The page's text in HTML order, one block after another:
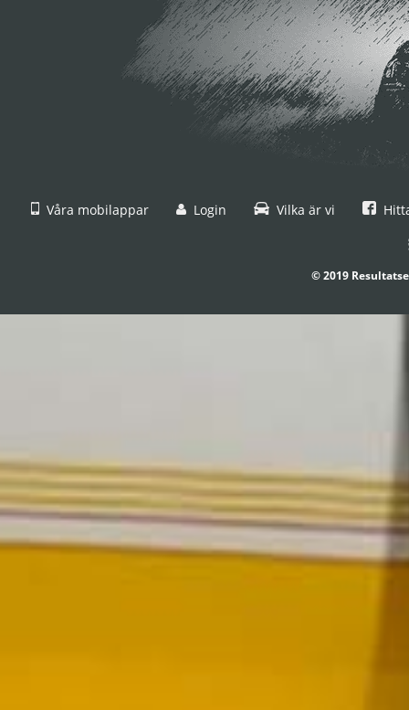
Våra mobilappar Login Vilka är vi
© 2019